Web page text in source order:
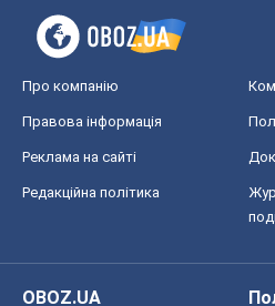
Про компанію
Правова інформація
Реклама на сайті
Редакційна політика
OBOZ.UA